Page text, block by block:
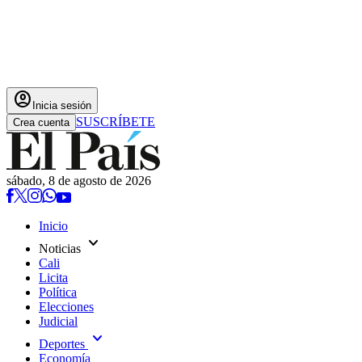
account_circle Inicia sesión
Crea cuenta SUSCRÍBETE
sábado, 8 de agosto de 2026
Inicio
Noticias expand_more
Cali
Licita
Política
Elecciones
Judicial
Deportes expand_more
Economía